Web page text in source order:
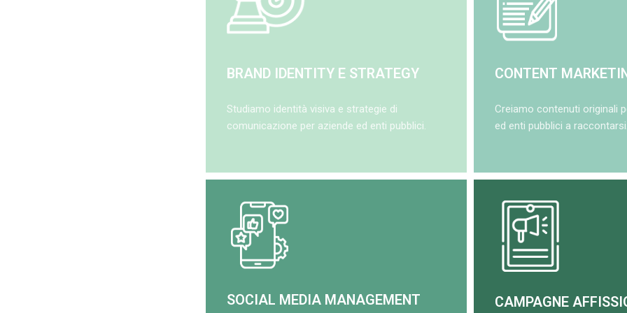
BRAND IDENTITY E STRATEGY
Studiamo identità visiva e strategie di
comunicazione per aziende ed enti pubblici.
CONTENT
Creiamo contenuti originali
ed enti pubblici a raccontarsi
SOCIAL MEDIA MANAGEMENT CAMPAGNE